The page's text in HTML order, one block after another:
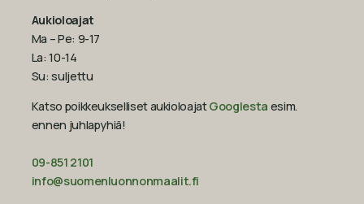
Aukioloajat
Ma – Pe: 9-17
La: 10-14
Su: suljettu
Katso poikkeukselliset aukioloajatGooglesta esim.
ennen juhlapyhiä!‍
09-851 2101
info@suomenluonnonmaalit.fi